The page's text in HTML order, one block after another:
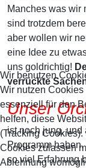
Manches was wir
sind trotzdem
aber wollen wir
eine Idee zu
uns goldrichtig!
verrückte
Unser
ist noch jung,
Programm
so viel Erfahrung
Wir benutzen
Wir nutzen
essenziell für den
helfen, diese
(Tracking
Cookies zulassen
Ablehnung